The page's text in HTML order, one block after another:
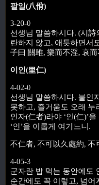
팔일(八佾)
3-20-0
선생님 말씀하시다. (시詩
란하지 않고, 애틋하면서
子曰 關雎, 樂而不淫, 哀而
이인(里仁)
4-02-0
선생님 말씀하시다. 불인
못하고, 즐거움도 오래 누
인자(仁者)라야 ‘인(仁)’
‘인’을 이롭게 여기느니.
不仁者, 不可以久處約, 不
4-05-3
군자란 밥 먹는 동안에도
순간에도 꼭 이렇고, 넘어